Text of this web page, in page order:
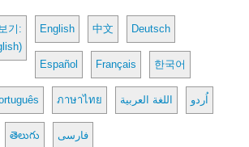
기:
English 中文 Deutsch
Español Français 한국어
ภาษาไทย اللغة العربية اُردو
తెలుగు فارسی